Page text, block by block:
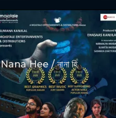
Nana Hee / নানা হি